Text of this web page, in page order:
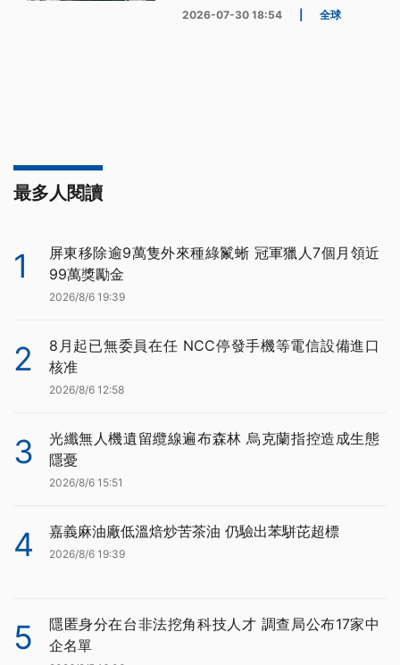
2026-07-30 18:54 全球
最多人閱讀
1
屏東移除逾9萬隻外來種綠鬣蜥 冠軍獵人7個月領近
99萬獎勵金
2026/8/6 19:39
2
8月起已無委員在任 NCC停發手機等電信設備進口
核准
2026/8/6 12:58
3
光纖無人機遺留纜線遍布森林 烏克蘭指控造成生態
隱憂
2026/8/6 15:51
4 嘉義麻油廠低溫焙炒苦茶油 仍驗出苯駢芘超標
2026/8/6 19:39
5
隱匿身分在台非法挖角科技人才 調查局公布17家中
企名單